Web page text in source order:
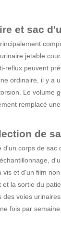
et sac
jetable
reflux peuvent
ordinaire, il y a
Le volume
remplacé
de
d'un corps de
et d'un film
la sortie du
des voies
fois par semaine.